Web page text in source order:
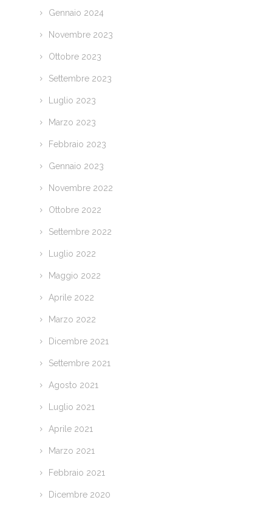
Gennaio 2024
Novembre 2023
Ottobre 2023
Settembre 2023
Luglio 2023
Marzo 2023
Febbraio 2023
Gennaio 2023
Novembre 2022
Ottobre 2022
Settembre 2022
Luglio 2022
Maggio 2022
Aprile 2022
Marzo 2022
Dicembre 2021
Settembre 2021
Agosto 2021
Luglio 2021
Aprile 2021
Marzo 2021
Febbraio 2021
Dicembre 2020